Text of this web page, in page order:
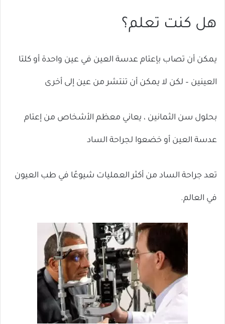
هل كنت تعلم؟
يمكن أن تصاب بإعتام عدسة العين في عين واحدة أو كلتا
العينين – لكن لا يمكن أن تنتشر من عين إلى أخرى
بحلول سن الثمانين ، يعاني معظم الأشخاص من إعتام
عدسة العين أو خضعوا لجراحة الساد
تعد جراحة الساد من أكثر العمليات شيوعًا في طب العيون
في العالم.